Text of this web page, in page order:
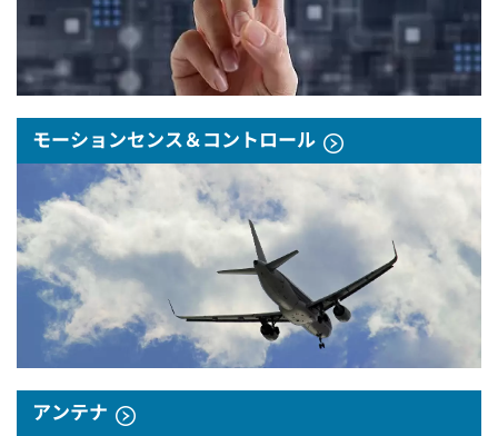
モーションセンス＆コントロール
アンテナ